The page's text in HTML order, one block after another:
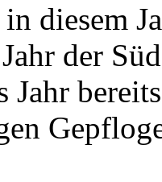
diesem
der
Jahr